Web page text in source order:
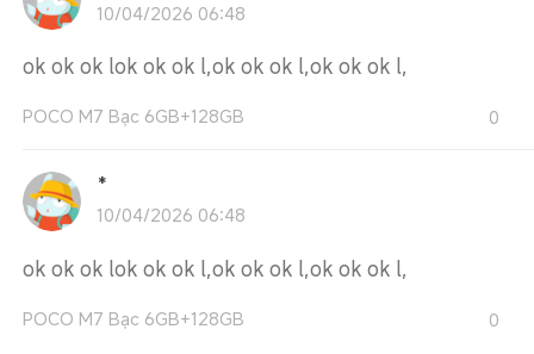
10/04/2026 06:48
ok ok ok lok ok ok l,ok ok ok l,ok ok ok l,
POCO M7 Bạc 6GB+128GB 0
*
10/04/2026 06:48
ok ok ok lok ok ok l,ok ok ok l,ok ok ok l,
POCO M7 Bạc 6GB+128GB 0